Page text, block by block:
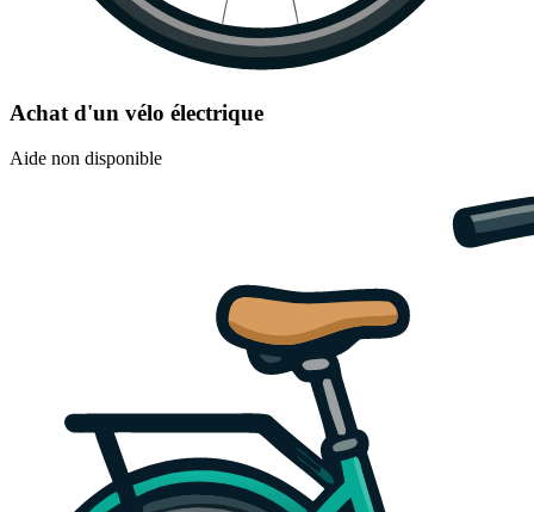
Achat d'un vélo électrique
Aide non disponible